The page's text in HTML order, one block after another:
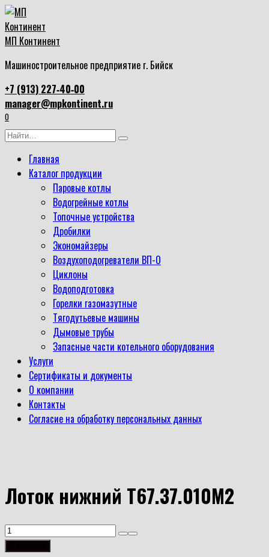
Перейти
к
содержанию
МП Континент
Машиностроительное предприятие г. Бийск
+7 (913) 227‑40‑00
manager@mpkontinent.ru
0
Search
Главная
Каталог продукции
Паровые котлы
Водогрейные котлы
Топочные устройства
Дробилки
Экономайзеры
Воздухоподогреватели ВП-О
Циклоны
Водоподготовка
Горелки газомазутные
Тягодутьевые машины
Дымовые трубы
Запасные части котельного оборудования
Услуги
Сертификаты и документы
О компании
Контакты
Согласие на обработку персональных данных
Лоток нижний Т67.37.010М2
Количество
товара